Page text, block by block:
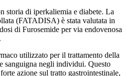
storia di iperkaliemia e diabete. La
(FATADISA) è stata valutata in
di Furosemide per via endovenosa
utilizzato per il trattamento della
sanguigna negli individui. Questo
azione sul tratto gastrointestinale,